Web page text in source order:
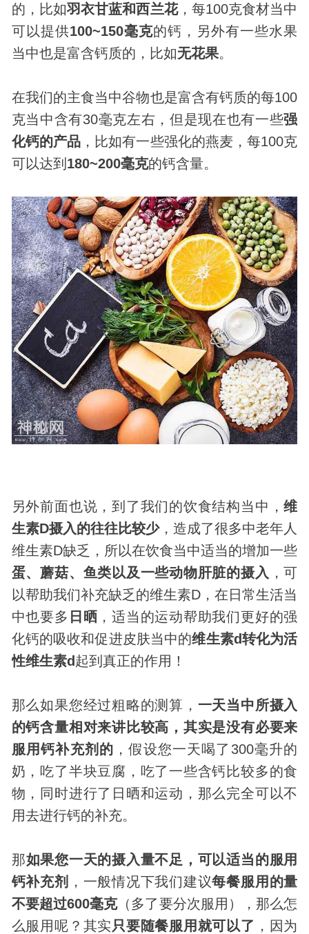
的，比如羽衣甘蓝和西兰花，每100克食材当中
可以提供100~150毫克的钙，另外有一些水果
当中也是富含钙质的，比如无花果。
在我们的主食当中谷物也是富含有钙质的每100
克当中含有30毫克左右，但是现在也有一些强
化钙的产品 ，比如有一些强化的燕麦，每100克
可以达到 180~200毫克的钙含量。
另外前面也说，到了我们的饮食结构当中，维
生素D摄入的往往比较少，造成了很多中老年人
维生素D缺乏，所以在饮食当中适当的增加一些
蛋、蘑菇、鱼类以及一些动物肝脏的摄入 ，可
以帮助我们补充缺乏的维生素D，在日常生活当
中也要多 日晒 ，适当的运动帮助我们更好的强
化钙的吸收和促进皮肤当中的维生素d转化为活
性维生素d 起到真正的作用！
那么如果您经过粗略的测算， 一天当中所摄入
的钙含量相对来讲比较高，其实是没有必要来
服用钙补充剂的 ，假设您一天喝了300毫升的
奶，吃了半块豆腐，吃了一些含钙比较多的食
物，同时进行了日晒和运动，那么完全可以不
用去进行钙的补充。
那如果您一天的摄入量不足，可以适当的服用
钙补充剂
，一般情况下我们建议每餐服用的量
不要超过600毫克（多了要分次服用），那么怎
么服用呢？其实只要随餐服用就可以了 ，因为